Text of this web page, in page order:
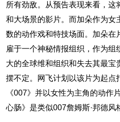
所有劲敌。从预告表现来看，
和大场景的影片。而加朵作为女
数的动作戏和特技场面。加朵在
雇于一个神秘情报组织，作为组
大的全球维和组织和失去其最宝
摆不定。网飞计划以该片为起点
《007》并以女性为主角的动作
心肠》是类似007詹姆斯·邦德风